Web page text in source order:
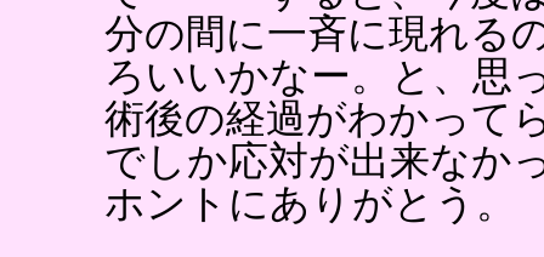
分の間に一斉に現れる
ろいいかなー。と、思
術後の経過がわかって
でしか応対が出来なか
ホントにありがとう。